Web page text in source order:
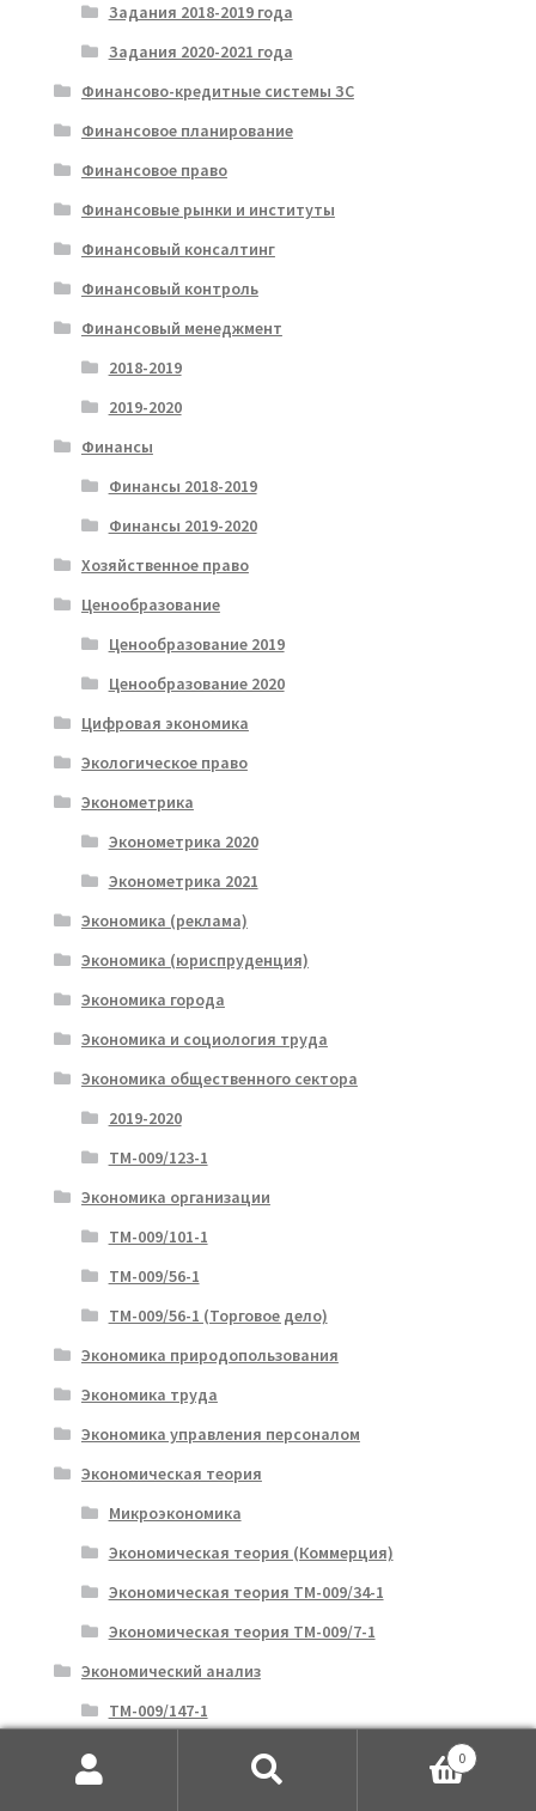
Задания 2018-2019 года
Задания 2020-2021 года
Финансово-кредитные системы ЗС
Финансовое планирование
Финансовое право
Финансовые рынки и институты
Финансовый консалтинг
Финансовый контроль
Финансовый менеджмент
2018-2019
2019-2020
Финансы
Финансы 2018-2019
Финансы 2019-2020
Хозяйственное право
Ценообразование
Ценообразование 2019
Ценообразование 2020
Цифровая экономика
Экологическое право
Эконометрика
Эконометрика 2020
Эконометрика 2021
Экономика (реклама)
Экономика (юриспруденция)
Экономика города
Экономика и социология труда
Экономика общественного сектора
2019-2020
ТМ-009/123-1
Экономика организации
ТМ-009/101-1
ТМ-009/56-1
ТМ-009/56-1 (Торговое дело)
Экономика природопользования
Экономика труда
Экономика управления персоналом
Экономическая теория
Микроэкономика
Экономическая теория (Коммерция)
Экономическая теория ТМ-009/34-1
Экономическая теория ТМ-009/7-1
Экономический анализ
ТМ-009/147-1
0